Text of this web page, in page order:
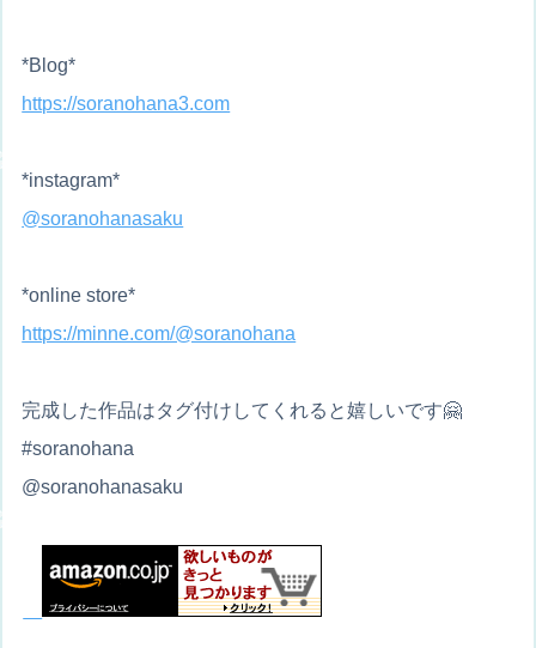
*Blog*
https://soranohana3.com
*instagram*
@soranohanasaku
*online store*
https://minne.com/@soranohana
完成した作品はタグ付けしてくれると嬉しいです🤗
#soranohana
@soranohanasaku